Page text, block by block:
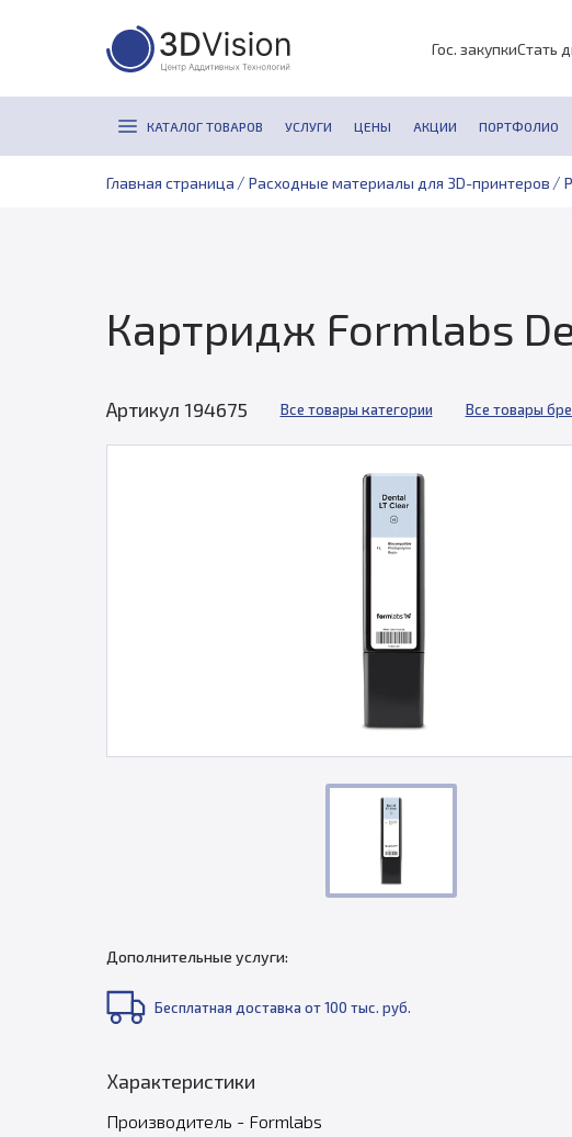
Гос. закупкиСтать
КАТАЛОГ ТОВАРОВ УСЛУГИ ЦЕНЫ АКЦИИ ПОРТФОЛИО
Главная страница / Расходные материалы для 3D-принтеров /
Картридж Formlabs
Артикул 194675 Все товары категории Все товары
Дополнительные услуги:
Бесплатная доставка от 100 тыс. руб.
Характеристики
Производитель - Formlabs